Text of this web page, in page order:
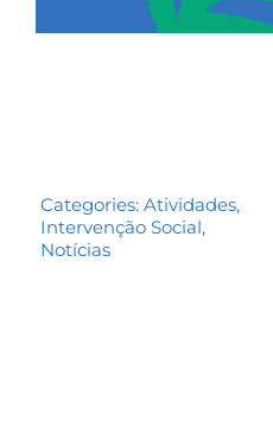
Categories:Atividades,
Intervenção Social,
Notícias